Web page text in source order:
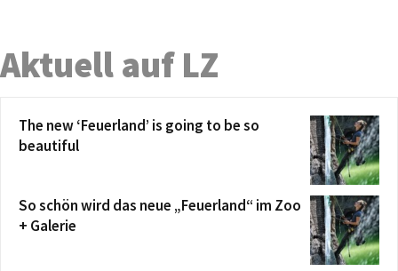
Aktuell auf LZ
The new ‘Feuerland’ is going to be so
beautiful
So schön wird das neue „Feuerland“ im Zoo
+ Galerie